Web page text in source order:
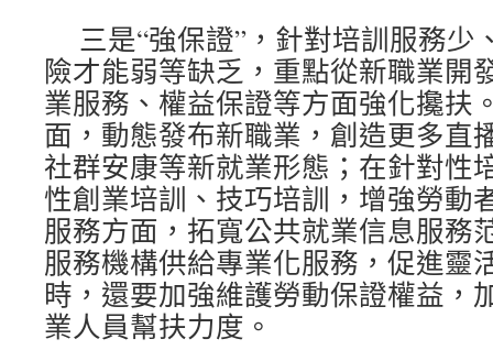
三是“強保證”，針對培訓服務少
險才能弱等缺乏，重點從新職業開
業服務、權益保證等方面強化攙扶
面，動態發布新職業，創造更多直
社群安康等新就業形態；在針對性
性創業培訓、技巧培訓，增強勞動
服務方面，拓寬公共就業信息服務
服務機構供給專業化服務，促進靈
時，還要加強維護勞動保證權益，
業人員幫扶力度。